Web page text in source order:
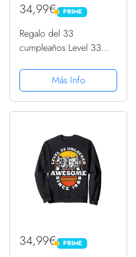
34,99€ PRIME
PRIME
Regalo del 33
cumpleaños Level 33
1988 Sudadera
Más Info
34,99€ PRIME
PRIME